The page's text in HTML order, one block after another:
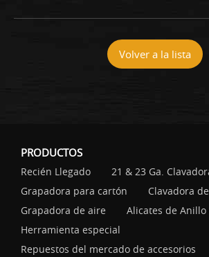
Volver a la lista
PRODUCTOS
Recién Llegado
21 & 23 Ga.
Grapadora para cartón
Clavadora
Grapadora de aire
Alicates de Anillo
Herramienta especial
Repuestos del mercado de accesorios